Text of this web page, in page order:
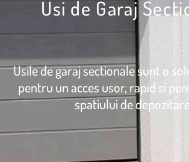
Usi de Garaj
Usile de garaj sectionale sunt o
pentru un acces usor, rapid si
spatiului de